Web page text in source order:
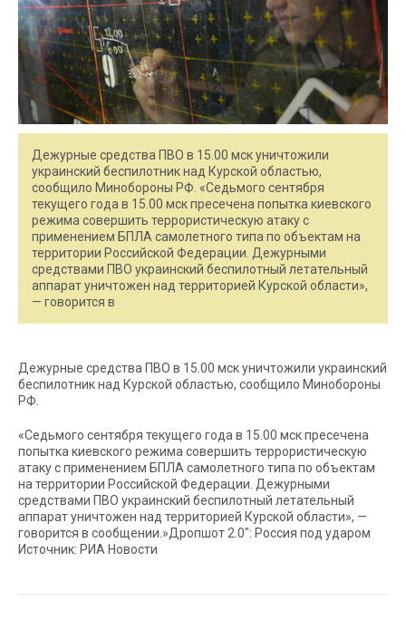
Дежурные средства ПВО в 15.00 мск уничтожили
украинский беспилотник над Курской областью,
сообщило Минобороны РФ. «Седьмого сентября
текущего года в 15.00 мск пресечена попытка киевского
режима совершить террористическую атаку c
применением БПЛА самолетного типа по объектам на
территории Российской Федерации. Дежурными
средствами ПВО украинский беспилотный летательный
аппарат уничтожен над территорией Курской области»,
— говорится в
Дежурные средства ПВО в 15.00 мск уничтожили украинский
беспилотник над Курской областью, сообщило Минобороны
РФ.
«Седьмого сентября текущего года в 15.00 мск пресечена
попытка киевского режима совершить террористическую
атаку c применением БПЛА самолетного типа по объектам
на территории Российской Федерации. Дежурными
средствами ПВО украинский беспилотный летательный
аппарат уничтожен над территорией Курской области», —
говорится в сообщении.»Дропшот 2.0″: Россия под ударом
Источник: РИА Новости